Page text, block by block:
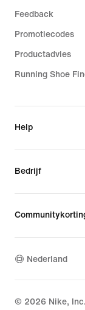
Feedback
Promotiecodes
Productadvies
Running Shoe
Help
Bedrijf
Nederland
© 2026 Nike,